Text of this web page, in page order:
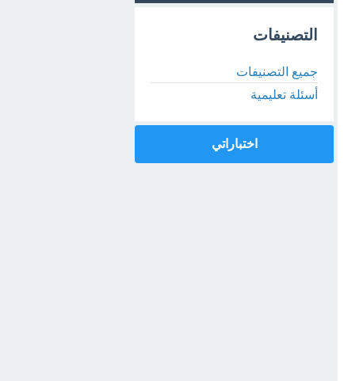
التصنيفات
جميع التصنيفات
أسئلة تعليمية
اختباراتي